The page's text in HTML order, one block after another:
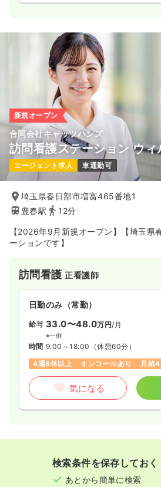
新規オープン
合同会社キャッツハンズ
訪問看護ステーション ウィ
エージェント求人 車通勤可
埼玉県春日部市増富465番地1
豊春駅
12分
【2026年9月新規オープン】【埼玉県
ーションです】
訪問看護正看護師
日勤のみ（常勤）
給与 33.0〜48.0万円/月
※一例
時間 9:00～18:00 （休憩60分）
4週8休以上
オンコールあり 月給
気になる
検索条件を保存しておく
あとから簡単に検索